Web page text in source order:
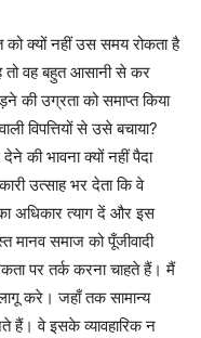
को क्यों नहीं उस समय रोकता है
तो वह बहुत आसानी से कर
की उग्रता को समाप्त किया
विपत्तियों से उसे बचाया?
की भावना क्यों नहीं पैदा
उत्साह भर देता कि वे
अधिकार त्याग दें और इस
मानव समाज को पूँजीवादी
पर तर्क करना चाहते हैं। मैं
करे। जहाँ तक सामान्य
हैं। वे इसके व्यावहारिक न